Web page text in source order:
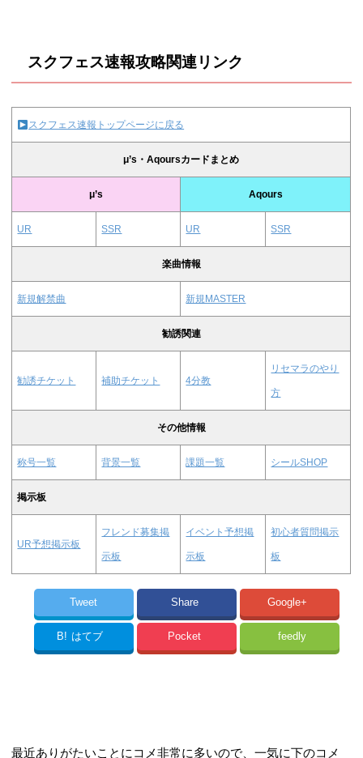
スクフェス速報攻略関連リンク
スクフェス速報トップページに戻る
μ’s・Aqoursカードまとめ
μ’s Aqours
UR SSR UR SSR
楽曲情報
新規解禁曲 新規MASTER
勧誘関連
勧誘チケット 補助チケット 4分教
リセマラのやり
方
その他情報
称号一覧 背景一覧 課題一覧 シールSHOP
掲示板
UR予想掲示板
フレンド募集掲
示板
イベント予想掲
示板
初心者質問掲示
板
Tweet Share Google+
B! はてブ Pocket feedly
最近ありがたいことにコメ非常に多いので、一気に下のコメ